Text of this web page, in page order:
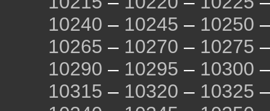
10240 – 10245 – 10250
10265 – 10270 – 10275
10290 – 10295 – 10300
10315 – 10320 – 10325